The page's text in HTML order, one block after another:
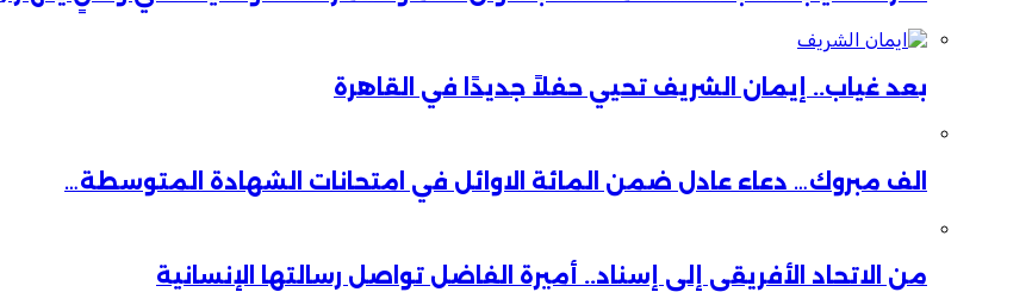
بعد غياب.. إيمان الشريف تحيي حفلاً جديدًا في القاهرة
الف مبروك… دعاء عادل ضمن المائة الاوائل في امتحانات الشهادة المتوسطة…
من الاتحاد الأفريقي إلى إسناد.. أميرة الفاضل تواصل رسالتها الإنسانية